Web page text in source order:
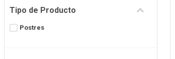
Tipo de Producto
Postres